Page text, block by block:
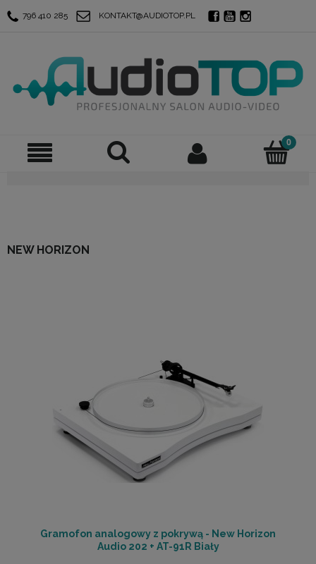
796 410 285 KONTAKT@AUDIOTOP.PL
NEW HORIZON
Gramofon analogowy z pokrywą - New Horizon
Audio 202 + AT-91R Biały